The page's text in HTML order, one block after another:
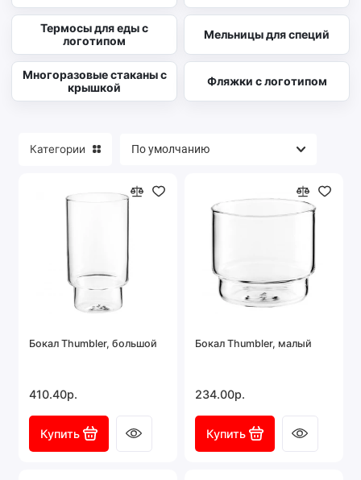
Термосы для еды с
логотипом
Мельницы для специй
Многоразовые стаканы с
крышкой
Фляжки с логотипом
Категории
Бокал Thumbler, большой
410.40р.
Купить
Бокал Thumbler, малый
234.00р.
Купить